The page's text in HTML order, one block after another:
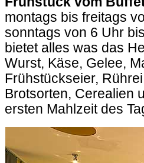
montags bis freitags
sonntags von 6 Uhr
bietet alles was das
Wurst, Käse, Gelee,
Frühstückseier,
Brotsorten, Cerealien
ersten Mahlzeit des